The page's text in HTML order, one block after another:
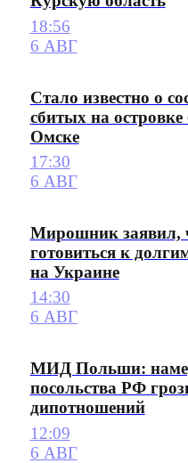
18:56
6 АВГ
Стало известно о
сбитых на островке
Омске
17:30
6 АВГ
Мирошник заявил,
готовиться к
на Украине
14:30
6 АВГ
МИД Польши:
посольства РФ
дипотношений
12:09
6 АВГ